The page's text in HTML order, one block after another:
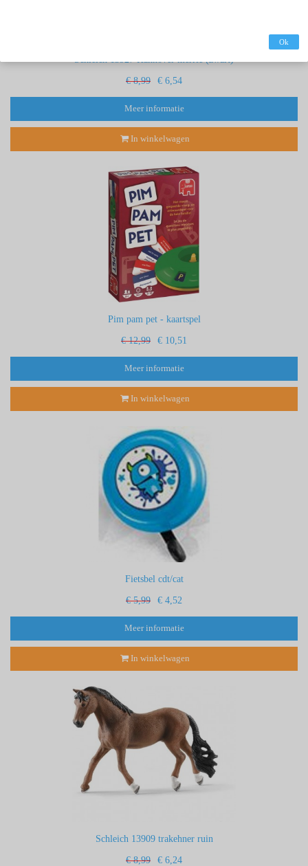
Ok
€ 8,99 € 6,54
Meer informatie
In winkelwagen
Pim pam pet - kaartspel
€ 12,99 € 10,51
Meer informatie
In winkelwagen
Fietsbel cdt/cat
€ 5,99 € 4,52
Meer informatie
In winkelwagen
Schleich 13909 trakehner ruin
€ 8,99 € 6,24